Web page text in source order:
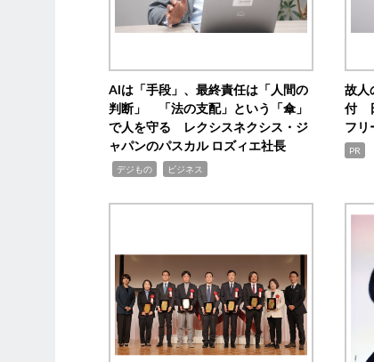
AIは「手段」、最終責任は「人間の
判断」 「法の支配」という「傘」
で人を守る レクシスネクシス・ジ
ャパンのパスカル ロズィエ社長
デジもの ビジネス
故人
付
フリ
PR